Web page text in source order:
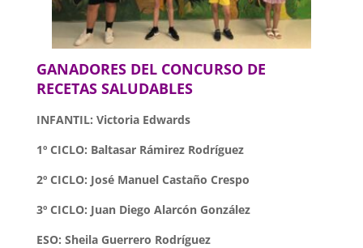
GANADORES DEL CONCURSO DE
RECETAS SALUDABLES
INFANTIL: Victoria Edwards
1º CICLO: Baltasar Rámirez Rodríguez
2º CICLO: José Manuel Castaño Crespo
3º CICLO: Juan Diego Alarcón González
ESO: Sheila Guerrero Rodríguez